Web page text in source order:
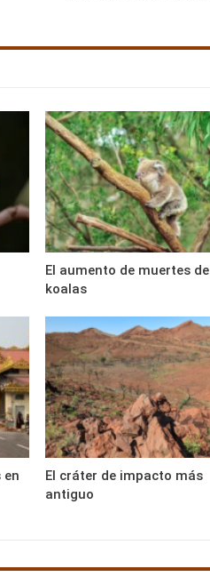
El aumento de muertes de
koalas
en
El cráter de impacto más
antiguo